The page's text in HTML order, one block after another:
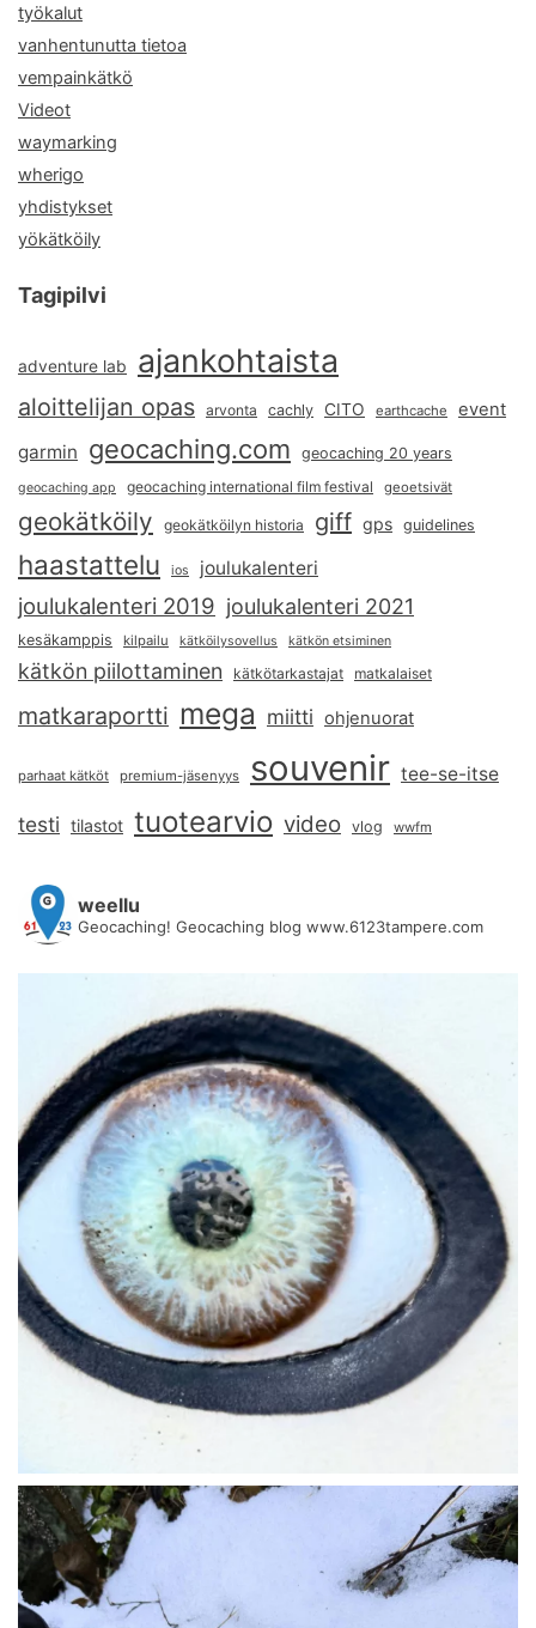
työkalut
vanhentunutta tietoa
vempainkätkö
Videot
waymarking
wherigo
yhdistykset
yökätköily
Tagipilvi
adventure lab ajankohtaista
aloittelijan opas arvonta cachly CITO earthcache event
garmin geocaching.com geocaching 20 years
geocaching app geocaching international film festival geoetsivät
geokätköily geokätköilyn historia giff gps guidelines
haastattelu ios joulukalenteri
joulukalenteri 2019 joulukalenteri 2021
kesäkamppis kilpailu kätköilysovellus kätkön etsiminen
kätkön piilottaminen kätkötarkastajat matkalaiset
matkaraportti mega miitti ohjenuorat
parhaat kätköt premium-jäsenyys souvenir tee-se-itse
testi tilastot tuotearvio video vlog wwfm
weellu
Geocaching! Geocaching blog www.6123tampere.com